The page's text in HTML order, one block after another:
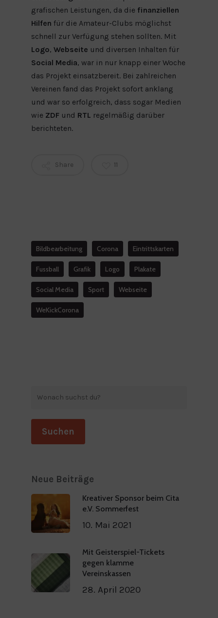
grafischen Leistungen, da die finanziellen
Hilfen für die Amateur-Clubs möglichst
schnell zur Verfügung stehen sollten. Mit
Logo, Webseite und diversen Inhalten für
Social Media, war in nur knapp einer Woche
das Projekt einsatzbereit. Bei zahlreichen
Vereinen fand das Projekt sofort anklang
und war so erfolgreich, dass sogar Medien
wie ZDF und RTL regelmäßig darüber
berichteten.
Share 11
Bildbearbeitung Corona Eintrittskarten
Fussball Grafik Logo Plakate
Social Media Sport Webseite
WeKickCorona
Suchen
Neue Beiträge
Kreativer Sponsor beim Cita
e.V. Sommerfest
10. Mai 2021
Mit Geisterspiel-Tickets
gegen klamme
Vereinskassen
28. April 2020